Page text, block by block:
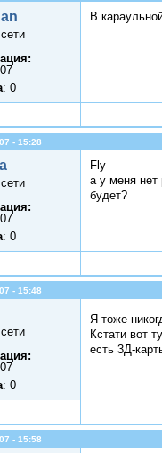
: 0
В
- 15:28
: 0
Fly
а у меня нет
будет?
- 15:48
: 0
Я тоже
Кстати вот
есть 3Д-
- 15:58